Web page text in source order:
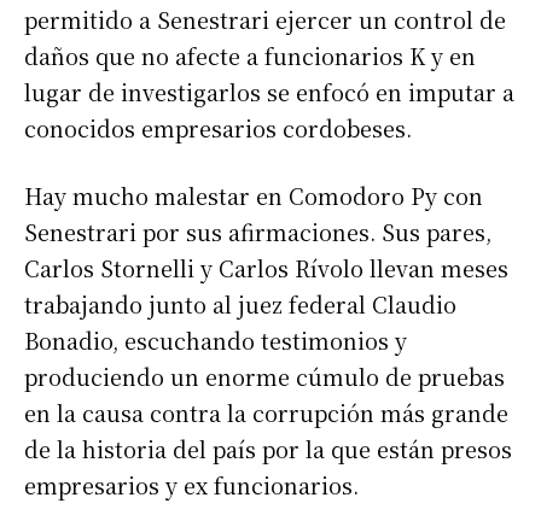
permitido a Senestrari ejercer un control de
daños que no afecte a funcionarios K y en
lugar de investigarlos se enfocó en imputar a
conocidos empresarios cordobeses.
Hay mucho malestar en Comodoro Py con
Senestrari por sus afirmaciones. Sus pares,
Carlos Stornelli y Carlos Rívolo llevan meses
trabajando junto al juez federal Claudio
Bonadio, escuchando testimonios y
produciendo un enorme cúmulo de pruebas
en la causa contra la corrupción más grande
de la historia del país por la que están presos
empresarios y ex funcionarios.